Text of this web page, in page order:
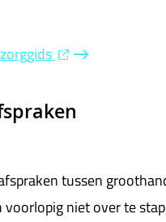
tussen
niet over te